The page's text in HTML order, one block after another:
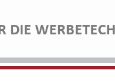
DIE